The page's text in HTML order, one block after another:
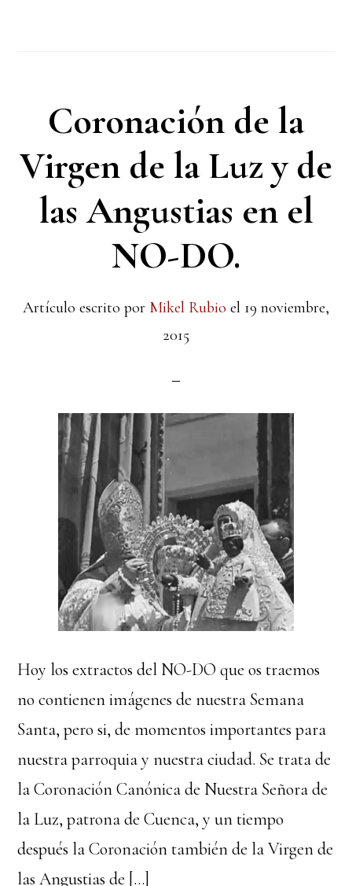
Coronación de la
Virgen de la Luz y de
las Angustias en el
NO-DO.
Artículo escrito por Mikel Rubio el 19 noviembre,
2015
Hoy los extractos del NO-DO que os traemos
no contienen imágenes de nuestra Semana
Santa, pero si, de momentos importantes para
nuestra parroquia y nuestra ciudad. Se trata de
la Coronación Canónica de Nuestra Señora de
la Luz, patrona de Cuenca, y un tiempo
después la Coronación también de la Virgen de
las Angustias de […]